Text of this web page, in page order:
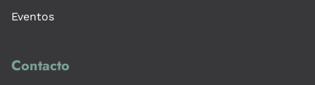
Eventos
Contacto